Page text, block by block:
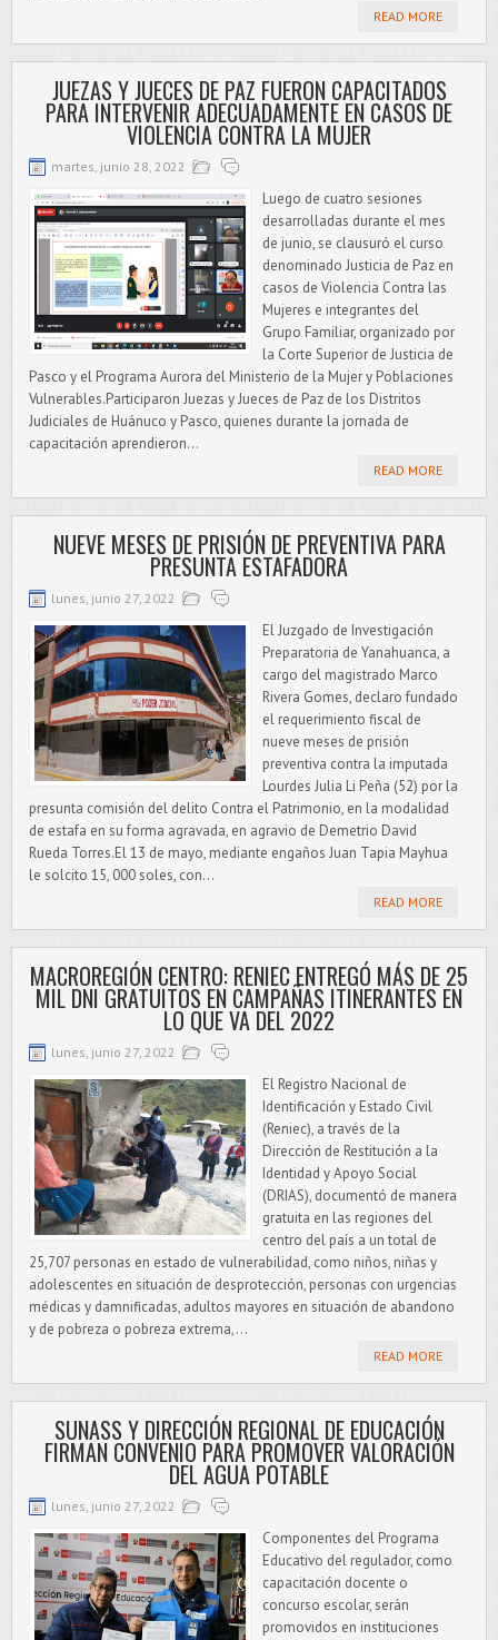
READ MORE
JUEZAS Y JUECES DE PAZ FUERON CAPACITADOS
PARA INTERVENIR ADECUADAMENTE EN CASOS DE
VIOLENCIA CONTRA LA MUJER
martes, junio 28, 2022
Luego de cuatro sesiones
desarrolladas durante el mes
de junio, se clausuró el curso
denominado Justicia de Paz en
casos de Violencia Contra las
Mujeres e integrantes del
Grupo Familiar, organizado por
la Corte Superior de Justicia de
Pasco y el Programa Aurora del Ministerio de la Mujer y Poblaciones
Vulnerables.Participaron Juezas y Jueces de Paz de los Distritos
Judiciales de Huánuco y Pasco, quienes durante la jornada de
capacitación aprendieron...
READ MORE
NUEVE MESES DE PRISIÓN DE PREVENTIVA PARA
PRESUNTA ESTAFADORA
lunes, junio 27, 2022
El Juzgado de Investigación
Preparatoria de Yanahuanca, a
cargo del magistrado Marco
Rivera Gomes, declaro fundado
el requerimiento fiscal de
nueve meses de prisión
preventiva contra la imputada
Lourdes Julia Li Peña (52) por la
presunta comisión del delito Contra el Patrimonio, en la modalidad
de estafa en su forma agravada, en agravio de Demetrio David
Rueda Torres.El 13 de mayo, mediante engaños Juan Tapia Mayhua
le solcito 15, 000 soles, con...
READ MORE
MACROREGIÓN CENTRO: RENIEC ENTREGÓ MÁS DE 25
MIL DNI GRATUITOS EN CAMPAÑAS ITINERANTES EN
LO QUE VA DEL 2022
lunes, junio 27, 2022
El Registro Nacional de
Identificación y Estado Civil
(Reniec), a través de la
Dirección de Restitución a la
Identidad y Apoyo Social
(DRIAS), documentó de manera
gratuita en las regiones del
centro del país a un total de
25,707 personas en estado de vulnerabilidad, como niños, niñas y
adolescentes en situación de desprotección, personas con urgencias
médicas y damnificadas, adultos mayores en situación de abandono
y de pobreza o pobreza extrema,...
READ MORE
SUNASS Y DIRECCIÓN REGIONAL DE EDUCACIÓN
FIRMAN CONVENIO PARA PROMOVER VALORACIÓN
DEL AGUA POTABLE
lunes, junio 27, 2022
Componentes del Programa
Educativo del regulador, como
capacitación docente o
concurso escolar, serán
promovidos en instituciones